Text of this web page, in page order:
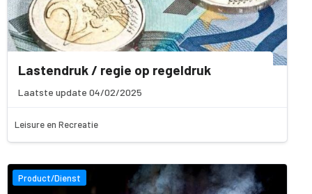
Lastendruk / regie op regeldruk
Laatste update 04/02/2025
Leisure en Recreatie
Product/Dienst